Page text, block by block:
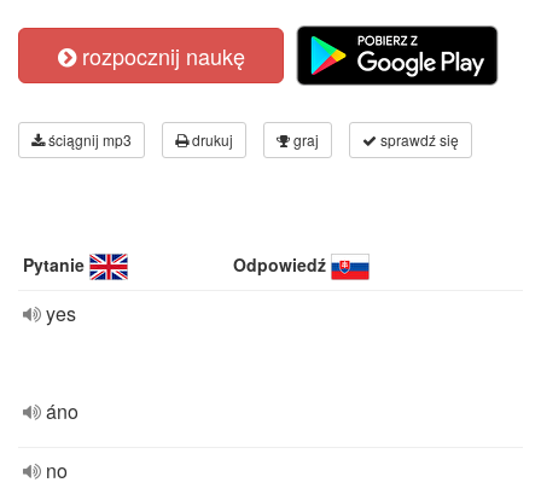
rozpocznij naukę
ściągnij mp3 drukuj graj sprawdź się
Pytanie Odpowiedź
yes
áno
no